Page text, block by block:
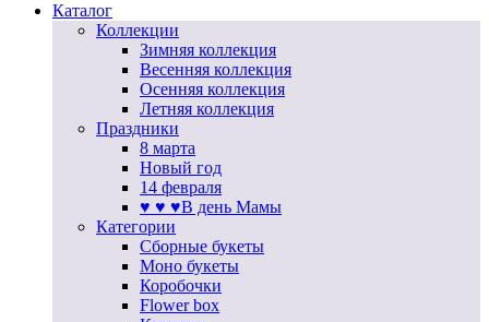
Каталог
Коллекции
Зимняя коллекция
Весенняя коллекция
Осенняя коллекция
Летняя коллекция
Праздники
8 марта
Новый год
14 февраля
♥ ♥ ♥В день Мамы
Категории
Сборные букеты
Моно букеты
Коробочки
Flower box